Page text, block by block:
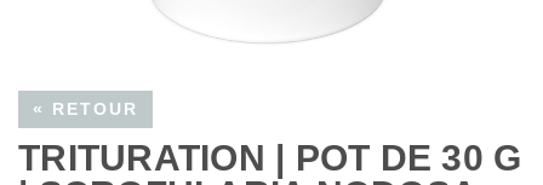
« RETOUR
TRITURATION | POT DE 30 G